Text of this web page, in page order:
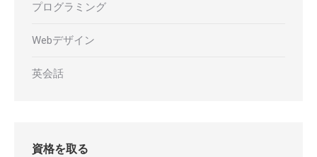
プログラミング
Webデザイン
英会話
資格を取る